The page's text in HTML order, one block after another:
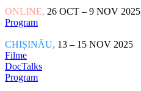
ONLINE, 26 OCT – 9 NOV 2025
Program
CHIȘINĂU, 13 – 15 NOV 2025
Filme
DocTalks
Program